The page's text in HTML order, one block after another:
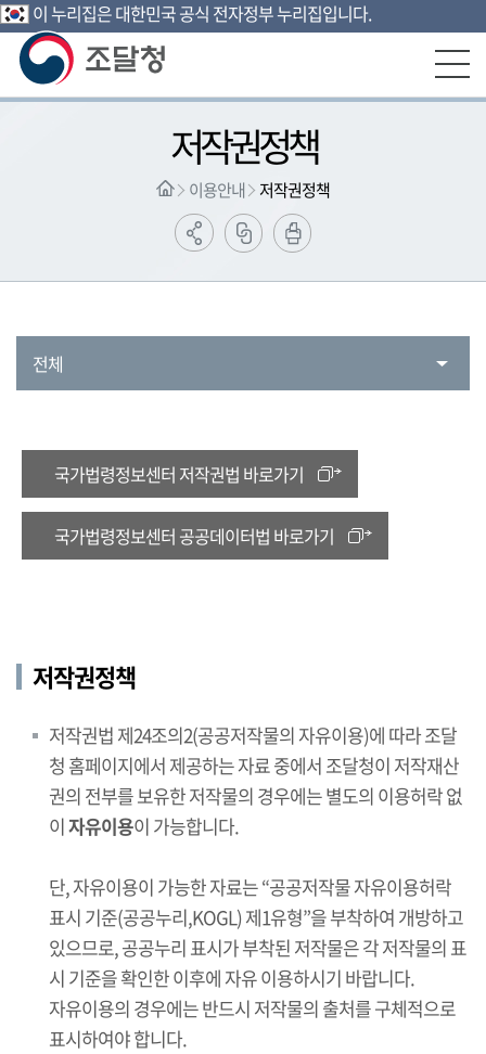
본문영역 바로가기
메인메뉴 바로가기
하단링크 바로가기
이 누리집은 대한민국 공식 전자정부 누리집입니다.
저작권정책
이용안내 저작권정책
전체
국가법령정보센터 저작권법 바로가기
국가법령정보센터 공공데이터법 바로가기
저작권정책
저작권법 제24조의2(공공저작물의 자유이용)에 따라 조달
청 홈페이지에서 제공하는 자료 중에서 조달청이 저작재산
권의 전부를 보유한 저작물의 경우에는 별도의 이용허락 없
이자유이용이 가능합니다.
단, 자유이용이 가능한 자료는 “공공저작물 자유이용허락
표시 기준(공공누리,KOGL) 제1유형”을 부착하여 개방하고
있으므로, 공공누리 표시가 부착된 저작물은 각 저작물의 표
시 기준을 확인한 이후에 자유 이용하시기 바랍니다.
자유이용의 경우에는 반드시 저작물의 출처를 구체적으로
표시하여야 합니다.